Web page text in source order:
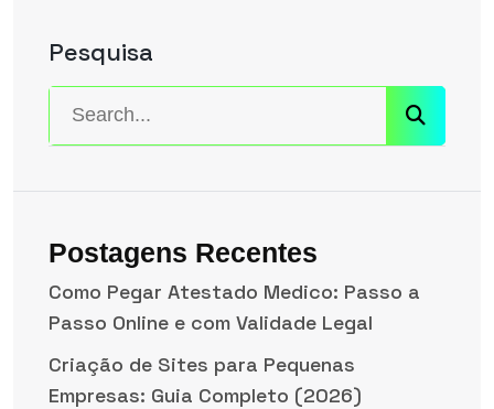
Pesquisa
Postagens Recentes
Como Pegar Atestado Medico: Passo a
Passo Online e com Validade Legal
Criação de Sites para Pequenas
Empresas: Guia Completo (2026)